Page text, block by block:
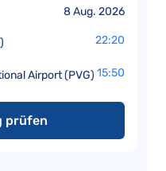
8 Aug. 2026
22:20
Airport (PVG) 15:50
prüfen